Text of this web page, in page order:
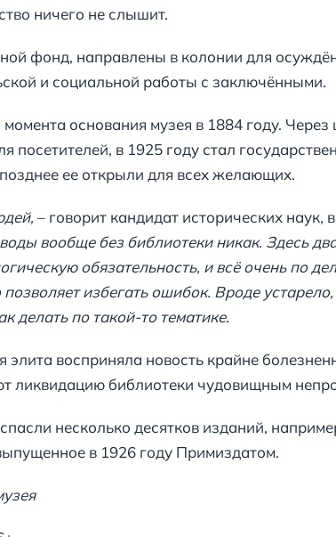
ничего не слышит.
фонд, направлены в колонии для
и социальной работы с заключёнными.
основания музея в 1884 году.
посетителей, в 1925 году стал
ее открыли для всех желающих.
– говорит кандидат исторических наук,
вообще без библиотеки никак. Здесь
обязательность, и всё очень по
позволяет избегать ошибок. Вроде
делать по такой-то тематике.
элита восприняла новость крайне
ликвидацию библиотеки чудовищным
несколько десятков изданий,
в 1926 году Примиздатом.